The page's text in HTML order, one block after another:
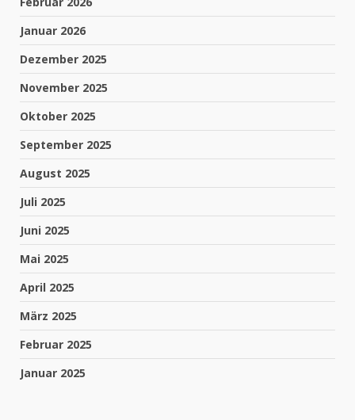
Januar 2026
Dezember 2025
November 2025
Oktober 2025
September 2025
August 2025
Juli 2025
Juni 2025
Mai 2025
April 2025
März 2025
Februar 2025
Januar 2025